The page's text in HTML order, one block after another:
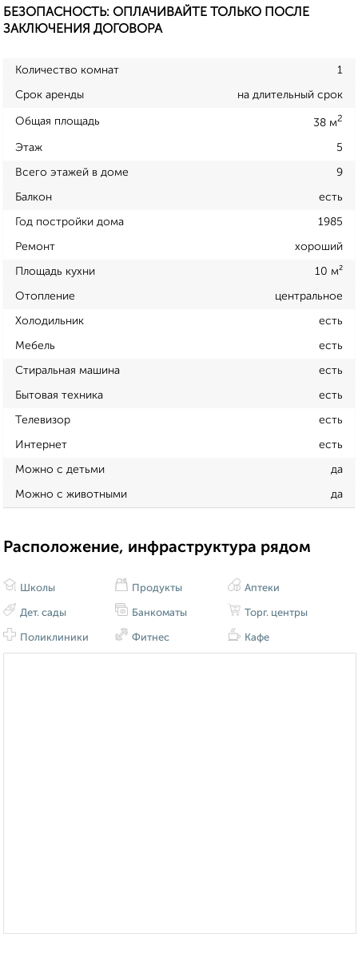
БЕЗОПАСНОСТЬ: ОПЛАЧИВАЙТЕ ТОЛЬКО ПОСЛЕ
ЗАКЛЮЧЕНИЯ ДОГОВОРА
Количество комнат 1
Срок аренды на длительный срок
Общая площадь 38 м2
Этаж 5
Всего этажей в доме 9
Балкон есть
Год постройки дома 1985
Ремонт хороший
Площадь кухни 10 м²
Отопление центральное
Холодильник есть
Мебель есть
Стиральная машина есть
Бытовая техника есть
Телевизор есть
Интернет есть
Можно с детьми да
Можно с животными да
Расположение, инфраструктура рядом
Школы
Дет. сады
Поликлиники
Продукты
Банкоматы
Фитнес
Аптеки
Торг. центры
Кафе